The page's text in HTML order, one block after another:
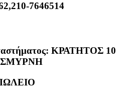
7646514
ΚΡΑΤΗΤΟΣ 10
ΣΜΥΡΝΗ